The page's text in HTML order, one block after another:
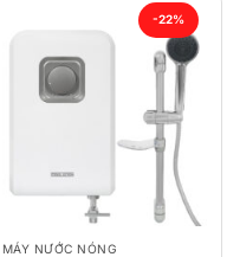
-22%
MÁY NƯỚC NÓNG